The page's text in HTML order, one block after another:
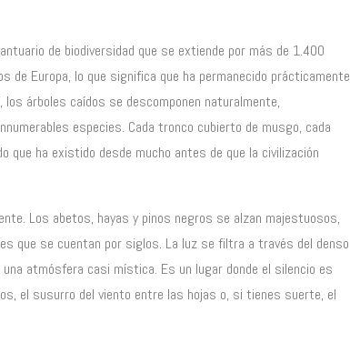
de biodiversidad que se extiende por más de 1.400
Europa, lo que significa que ha permanecido prácticamente
los árboles caídos se descomponen naturalmente,
especies. Cada tronco cubierto de musgo, cada
que ha existido desde mucho antes de que la civilización
Los abetos, hayas y pinos negros se alzan majestuosos,
que se cuentan por siglos. La luz se filtra a través del denso
atmósfera casi mística. Es un lugar donde el silencio es
el susurro del viento entre las hojas o, si tienes suerte, el